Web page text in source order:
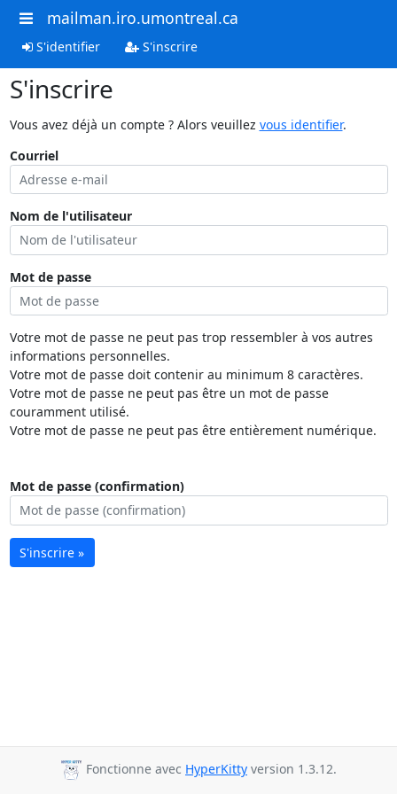
mailman.iro.umontreal.ca
S'identifier S'inscrire
S'inscrire
Vous avez déjà un compte ? Alors veuillez vous identifier.
Courriel
Nom de l'utilisateur
Mot de passe
Votre mot de passe ne peut pas trop ressembler à vos autres
informations personnelles.
Votre mot de passe doit contenir au minimum 8 caractères.
Votre mot de passe ne peut pas être un mot de passe
couramment utilisé.
Votre mot de passe ne peut pas être entièrement numérique.
Mot de passe (confirmation)
S'inscrire »
Fonctionne avec HyperKitty version 1.3.12.